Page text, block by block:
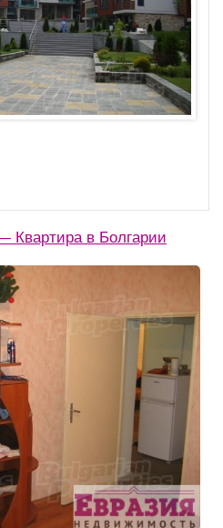
Квартира в Болгарии